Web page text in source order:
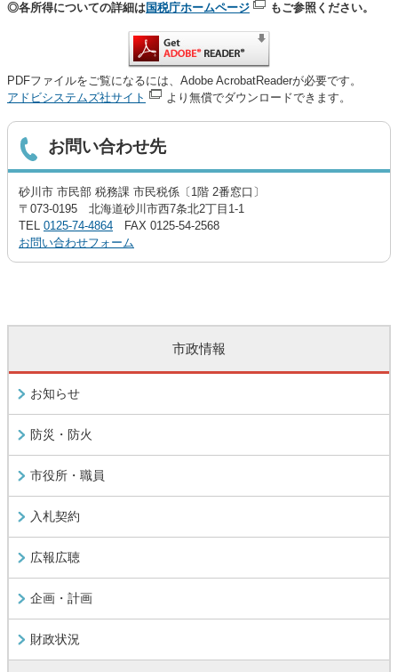
◎各所得についての詳細は国税庁ホームページ もご参照ください。
PDFファイルをご覧になるには、Adobe AcrobatReaderが必要です。
アドビシステムズ社サイト
より無償でダウンロードできます。
お問い合わせ先
砂川市 市民部 税務課 市民税係〔1階 2番窓口〕
〒073-0195 北海道砂川市西7条北2丁目1-1
TEL 0125-74-4864 FAX 0125-54-2568
お問い合わせフォーム
市政情報
お知らせ
防災・防火
市役所・職員
入札契約
広報広聴
企画・計画
財政状況